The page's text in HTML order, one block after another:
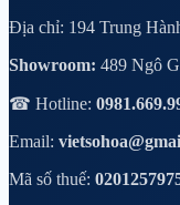
Địa chỉ: 194 Trung
Showroom: 489 Ngô
☎ Hotline:
Email:
Mã số thuế: